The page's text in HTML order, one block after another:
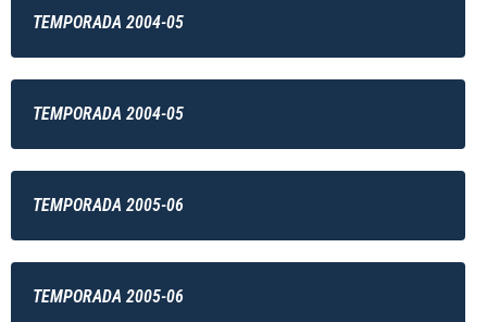
TEMPORADA 2004-05
TEMPORADA 2004-05
TEMPORADA 2005-06
TEMPORADA 2005-06